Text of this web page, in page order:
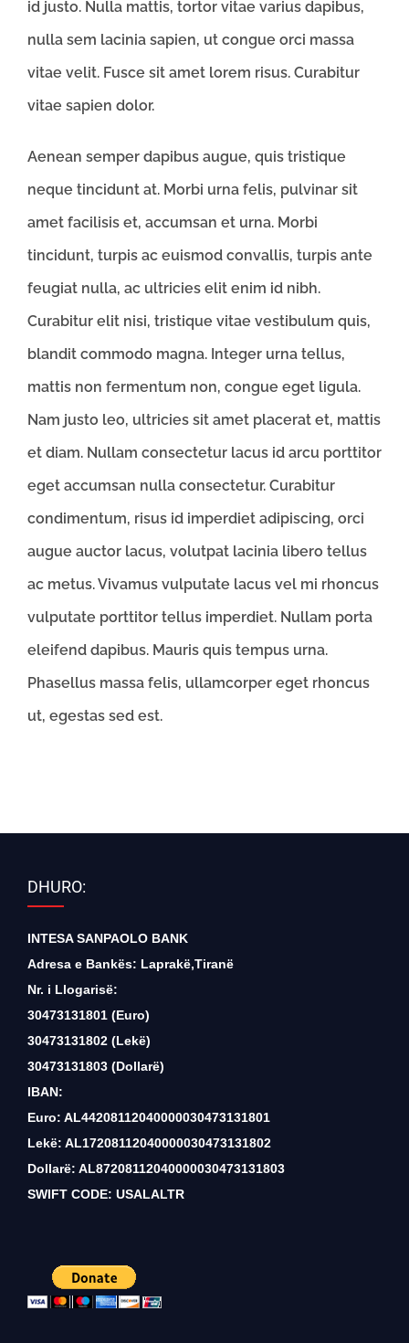
id justo. Nulla mattis, tortor vitae varius dapibus,
nulla sem lacinia sapien, ut congue orci massa
vitae velit. Fusce sit amet lorem risus. Curabitur
vitae sapien dolor.
Aenean semper dapibus augue, quis tristique
neque tincidunt at. Morbi urna felis, pulvinar sit
amet facilisis et, accumsan et urna. Morbi
tincidunt, turpis ac euismod convallis, turpis ante
feugiat nulla, ac ultricies elit enim id nibh.
Curabitur elit nisi, tristique vitae vestibulum quis,
blandit commodo magna. Integer urna tellus,
mattis non fermentum non, congue eget ligula.
Nam justo leo, ultricies sit amet placerat et, mattis
et diam. Nullam consectetur lacus id arcu porttitor
eget accumsan nulla consectetur. Curabitur
condimentum, risus id imperdiet adipiscing, orci
augue auctor lacus, volutpat lacinia libero tellus
ac metus. Vivamus vulputate lacus vel mi rhoncus
vulputate porttitor tellus imperdiet. Nullam porta
eleifend dapibus. Mauris quis tempus urna.
Phasellus massa felis, ullamcorper eget rhoncus
ut, egestas sed est.
DHURO:
INTESA SANPAOLO BANK
Adresa e Bankës: Laprakë,Tiranë
Nr. i Llogarisë:
30473131801 (Euro)
30473131802 (Lekë)
30473131803 (Dollarë)
IBAN:
Euro: AL44208112040000030473131801
Lekë: AL17208112040000030473131802
Dollarë: AL87208112040000030473131803
SWIFT CODE: USALALTR